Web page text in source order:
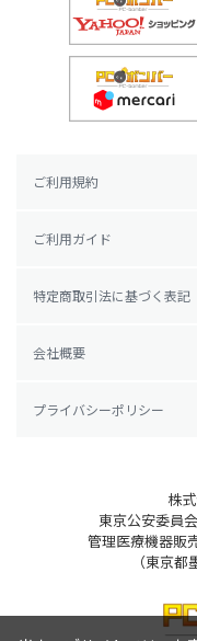
ご利用規約
ご利用ガイド
特定商取引法に基づく表記
会社概要
プライバシーポリシー
株
東京公安委員
管理医療機器販
（東京